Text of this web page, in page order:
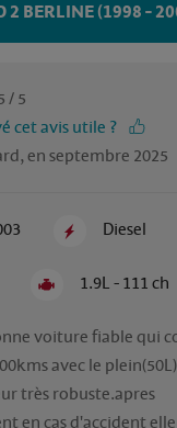
2 BERLINE (1998 -
/ 5
cet avis utile ?
en septembre 2025
Diesel
1.9L - 111 ch
voiture fiable qui
avec le
très robuste.apres
en cas d'accident